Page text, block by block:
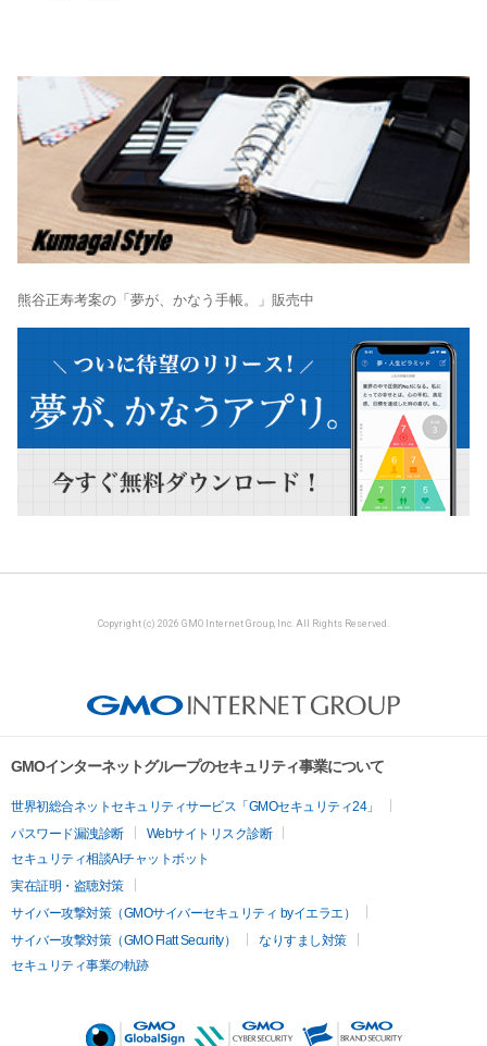
熊谷正寿考案の「夢が、かなう手帳。」販売中
Copyright (c) 2026 GMO Internet Group, Inc. All Rights Reserved.
GMOインターネットグループのセキュリティ事業について
世界初総合ネットセキュリティサービス「GMOセキュリティ24」
パスワード漏洩診断
Webサイトリスク診断
セキュリティ相談AIチャットボット
実在証明・盗聴対策
サイバー攻撃対策（GMOサイバーセキュリティ byイエラエ）
サイバー攻撃対策（GMO Flatt Security）
なりすまし対策
セキュリティ事業の軌跡